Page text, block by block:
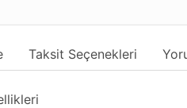
Taksit Seçenekleri